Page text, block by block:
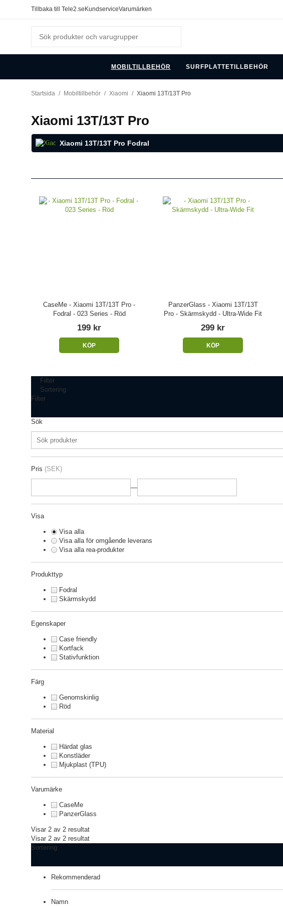
Tillbaka till Tele2.se KundserviceVarumärken
MOBILTILLBEHÖR SURFPLATTETILLBEHÖR
Startsida / Mobiltillbehör / Xiaomi / Xiaomi 13T/13T Pro
Xiaomi 13T/13T Pro
Xiaomi 13T/13T Pro Fodral
CaseMe - Xiaomi 13T/13T Pro -
Fodral - 023 Series - Röd
199 kr
KÖP
PanzerGlass - Xiaomi 13T/13T
Pro - Skärmskydd - Ultra-Wide Fit
299 kr
KÖP
Filter
Sortering
Filter
Sök
Pris (SEK)
—
Visa
Visa alla
Visa alla för omgående leverans
Visa alla rea-produkter
Produkttyp
Fodral
Skärmskydd
Egenskaper
Case friendly
Kortfack
Stativfunktion
Färg
Genomskinlig
Röd
Material
Härdat glas
Konstläder
Mjukplast (TPU)
Varumärke
CaseMe
PanzerGlass
Visar 2 av 2 resultat
Visar 2 av 2 resultat
Sortering
Rekommenderad
Namn